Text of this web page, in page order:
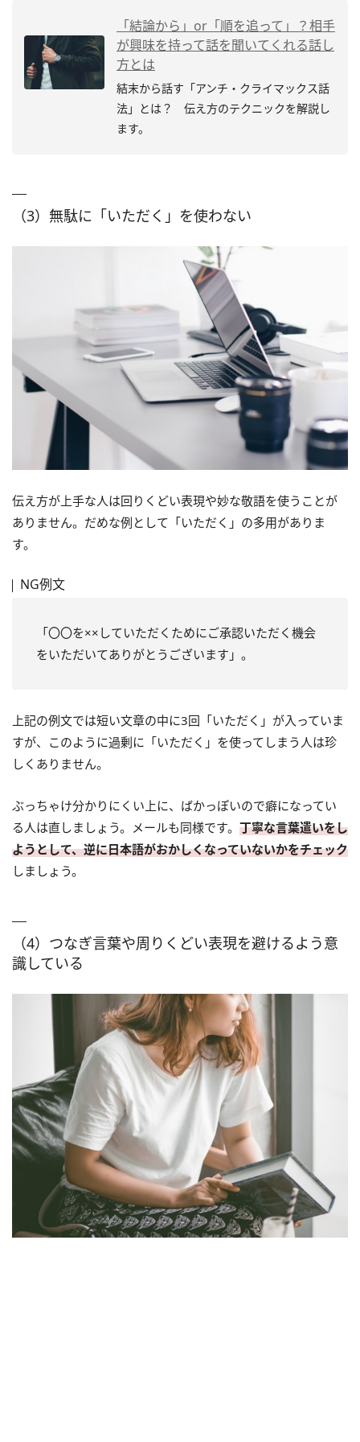
「結論から」or「順を追って」？相手
が興味を持って話を聞いてくれる話し
方とは
結末から話す「アンチ・クライマックス話
法」とは？ 伝え方のテクニックを解説し
ます。
（3）無駄に「いただく」を使わない
伝え方が上手な人は回りくどい表現や妙な敬語を使うことが
ありません。だめな例として「いただく」の多用がありま
す。
NG例文
「〇〇を××していただくためにご承認いただく機会
をいただいてありがとうございます」。
上記の例文では短い文章の中に3回「いただく」が入っていま
すが、このように過剰に「いただく」を使ってしまう人は珍
しくありません。
ぶっちゃけ分かりにくい上に、ばかっぽいので癖になってい
る人は直しましょう。メールも同様です。 丁寧な言葉遣いをし
ようとして、逆に日本語がおかしくなっていないかをチェック
しましょう。
（4）つなぎ言葉や周りくどい表現を避けるよう意
識している